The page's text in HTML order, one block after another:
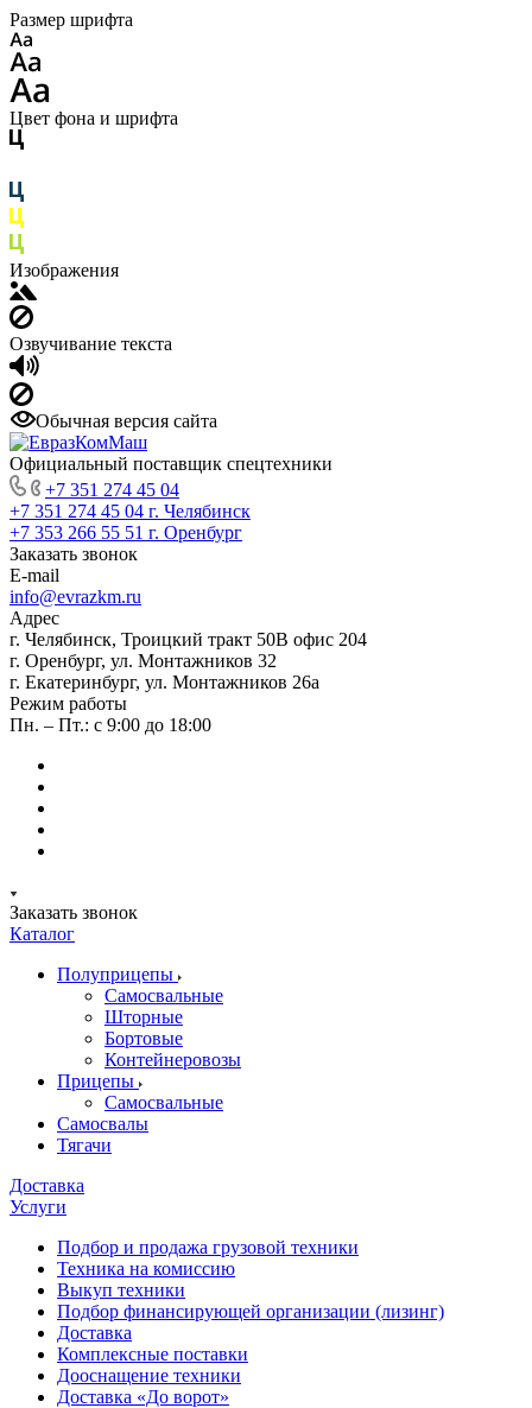
Размер шрифта
Цвет фона и шрифта
Изображения
Озвучивание текста
Обычная версия сайта
Официальный поставщик спецтехники
+7 351 274 45 04
+7 351 274 45 04 г. Челябинск
+7 353 266 55 51 г. Оренбург
Заказать звонок
E-mail
info@evrazkm.ru
Адрес
г. Челябинск, Троицкий тракт 50В офис 204
г. Оренбург, ул. Монтажников 32
г. Екатеринбург, ул. Монтажников 26а
Режим работы
Пн. – Пт.: с 9:00 до 18:00
Заказать звонок
Каталог
Полуприцепы
Самосвальные
Шторные
Бортовые
Контейнеровозы
Прицепы
Самосвальные
Самосвалы
Тягачи
Доставка
Услуги
Подбор и продажа грузовой техники
Техника на комиссию
Выкуп техники
Подбор финансирующей организации (лизинг)
Доставка
Комплексные поставки
Дооснащение техники
Доставка «До ворот»